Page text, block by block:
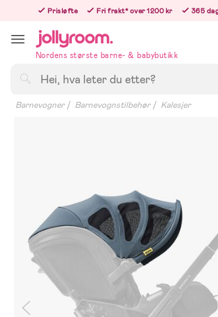
innehållet
Prisløfte Fri frakt* over 1200 kr
365
Nordens største barne- & babybutikk
Barnevogner Barnevognstilbehør Kalesjer